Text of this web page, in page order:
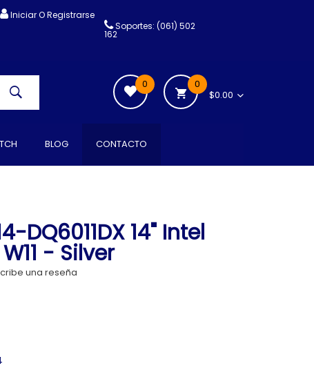
Iniciar O Registrarse
Soportes: (061) 502
162
0
$0.00
0
BLOG CONTACTO
DQ6011DX 14" Intel
- Silver
una reseña